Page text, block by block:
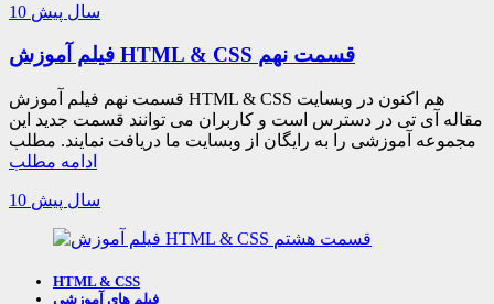
10 سال پیش
فیلم آموزش HTML & CSS قسمت نهم
قسمت نهم فیلم آموزش HTML & CSS هم اکنون در وبسایت
مقاله آی تی در دسترس است و کاربران می توانند قسمت جدید این
مجموعه آموزشی را به رایگان از وبسایت ما دریافت نمایند. مطلب
ادامه مطلب
10 سال پیش
HTML & CSS
فیلم های آموزشی